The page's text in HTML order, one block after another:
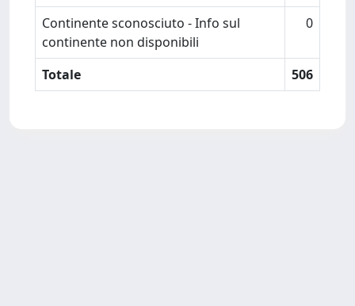
Continente sconosciuto - Info sul
continente non disponibili
0
Totale 506